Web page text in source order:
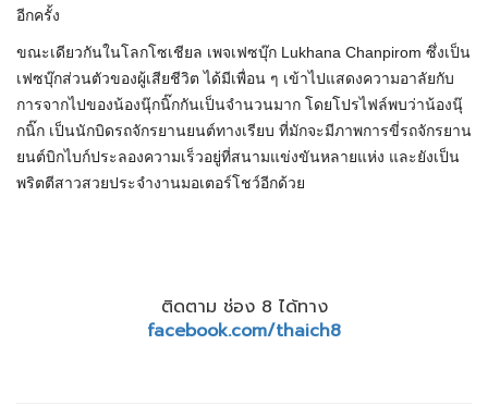
อีกครั้ง
ขณะเดียวกันในโลกโซเชียล เพจเฟซบุ๊ก Lukhana Chanpirom ซึ่งเป็น
เฟซบุ๊กส่วนตัวของผู้เสียชีวิต ได้มีเพื่อน ๆ เข้าไปแสดงความอาลัยกับ
การจากไปของน้องนุ๊กนิ๊กกันเป็นจำนวนมาก โดยโปรไฟล์พบว่าน้องนุ๊
กนิ๊ก เป็นนักบิดรถจักรยานยนต์ทางเรียบ ที่มักจะมีภาพการขี่รถจักรยาน
ยนต์บิกไบก์ประลองความเร็วอยู่ที่สนามแข่งขันหลายแห่ง และยังเป็น
พริตตีสาวสวยประจำงานมอเตอร์โชว์อีกด้วย
ติดตาม ช่อง 8 ได้ทาง
facebook.com/thaich8